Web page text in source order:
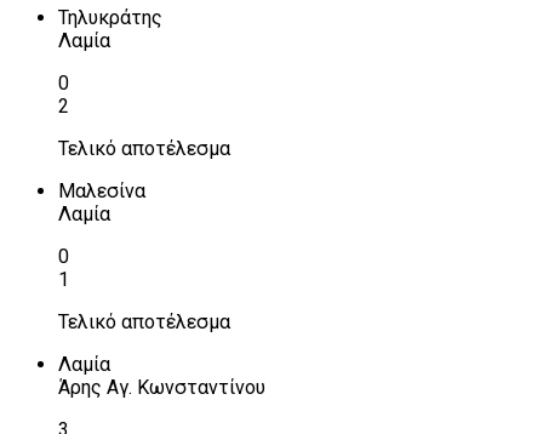
Τηλυκράτης
Λαμία
0
2
Τελικό αποτέλεσμα
Μαλεσίνα
Λαμία
0
1
Τελικό αποτέλεσμα
Λαμία
Άρης Αγ. Κωνσταντίνου